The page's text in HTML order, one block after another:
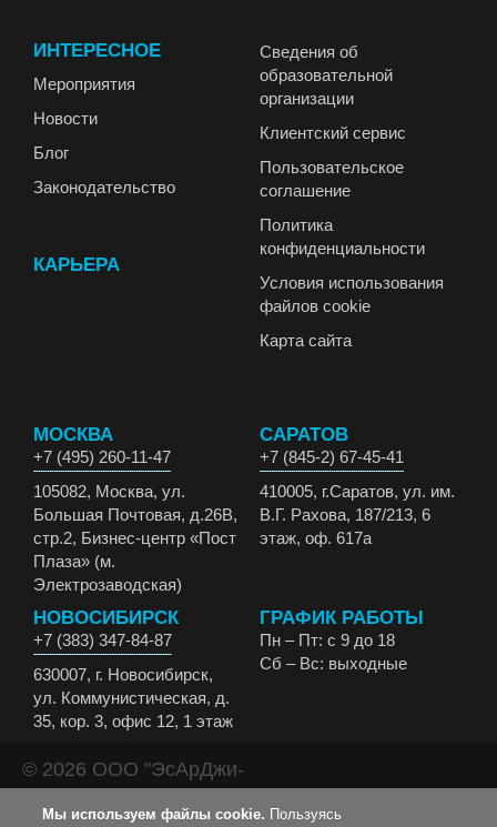
ИНТЕРЕСНОЕ
Мероприятия
Новости
Блог
Законодательство
КАРЬЕРА
Сведения об
образовательной
организации
Клиентский сервис
Пользовательское
соглашение
Политика
конфиденциальности
Условия использования
файлов cookie
Карта сайта
МОСКВА
+7 (495) 260-11-47
105082, Москва, ул.
Большая Почтовая, д.26В,
стр.2, Бизнес-центр «Пост
Плаза» (м.
Электрозаводская)
САРАТОВ
+7 (845-2) 67-45-41
410005, г.Саратов, ул. им.
В.Г. Рахова, 187/213, 6
этаж, оф. 617а
НОВОСИБИРСК
+7 (383) 347-84-87
630007, г. Новосибирск,
ул. Коммунистическая, д.
35, кор. 3, офис 12, 1 этаж
ГРАФИК РАБОТЫ
Пн – Пт: с 9 до 18
Сб – Вс: выходные
© 2026 ООО "ЭсАрДжи-
Мы используем файлы cookie. Пользуясь